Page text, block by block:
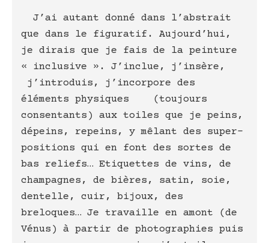
J’ai autant donné dans l’abstrait
que dans le figuratif. Aujourd’hui,
je dirais que je fais de la peinture
« inclusive ». J’inclue, j’insère,
j’introduis, j’incorpore des
éléments physiques (toujours
consentants) aux toiles que je peins,
dépeins, repeins, y mêlant des super-
positions qui en font des sortes de
bas reliefs… Etiquettes de vins, de
champagnes, de bières, satin, soie,
dentelle, cuir, bijoux, des
breloques… Je travaille en amont (de
Vénus) à partir de photographies puis